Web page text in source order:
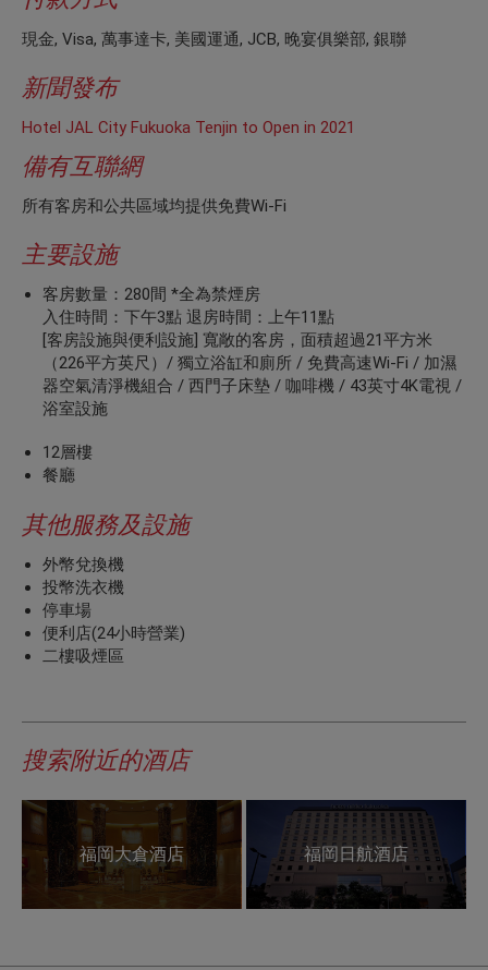
現金, Visa, 萬事達卡, 美國運通, JCB, 晚宴俱樂部, 銀聯
新聞發布
Hotel JAL City Fukuoka Tenjin to Open in 2021
備有互聯網
所有客房和公共區域均提供免費Wi-Fi
主要設施
客房數量：280間 *全為禁煙房
入住時間：下午3點 退房時間：上午11點
[客房設施與便利設施] 寬敞的客房，面積超過21平方米
（226平方英尺）/ 獨立浴缸和廁所 / 免費高速Wi-Fi / 加濕
器空氣清淨機組合 / 西門子床墊 / 咖啡機 / 43英寸4K電視 /
浴室設施
12層樓
餐廳
其他服務及設施
外幣兌換機
投幣洗衣機
停車場
便利店(24小時營業)
二樓吸煙區
搜索附近的酒店
福岡大倉酒店 福岡日航酒店